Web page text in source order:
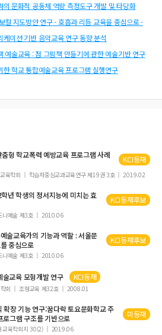
문화적 공동체 역량 측정도구 개발 및 타당화
컬 지도방안 연구 - 호흡과 리듬 교육을 중심으로 -
이션 기반 음악교육 연구 동향 분석
예술교육 : 점 그림책 만들기에 관한 예술기반 연구
학교 통합예술교육 프로그램 실행연구
춤형학교폭력 예방교육프로그램 사례
KCI등재
육학회 학습자중심교과교육연구 제19권 3호 2019.02
년 학생의 정서지능에 미치는 효
KCI등재후보
니예술 제3호 2010.06
예술교육가의 기능과 역할 : 서울문
중심으로 KCI등재후보
니예술 제3호 2010.06
술교육모형개발 연구 KCI등재
회 조형교육 제32호 2008.01
확장 기능 연구:꿈다락 토요문화학교주
로그램 구조를 기반으로 미등재
교육학회지 30(2) 2019.06